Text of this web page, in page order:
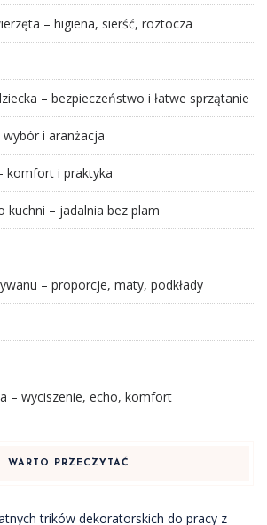
– higiena, sierść, roztocza
– bezpieczeństwo i łatwe sprzątanie
i aranżacja
komfort i praktyka
kuchni – jadalnia bez plam
– proporcje, maty, podkłady
– wyciszenie, echo, komfort
WARTO PRZECZYTAĆ
trików dekoratorskich do pracy z